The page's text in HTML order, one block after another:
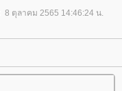
8 ตุลาคม 2565 14:46:24 น.